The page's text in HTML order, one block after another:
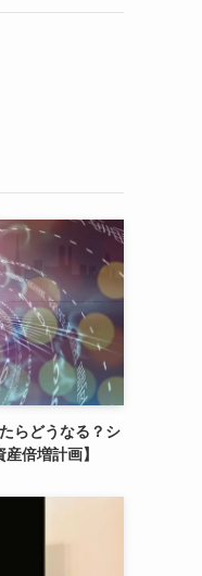
らどうなる？シ
倍増計画】